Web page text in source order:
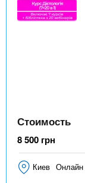
Стоимость
8 500 грн
Киев Онлайн